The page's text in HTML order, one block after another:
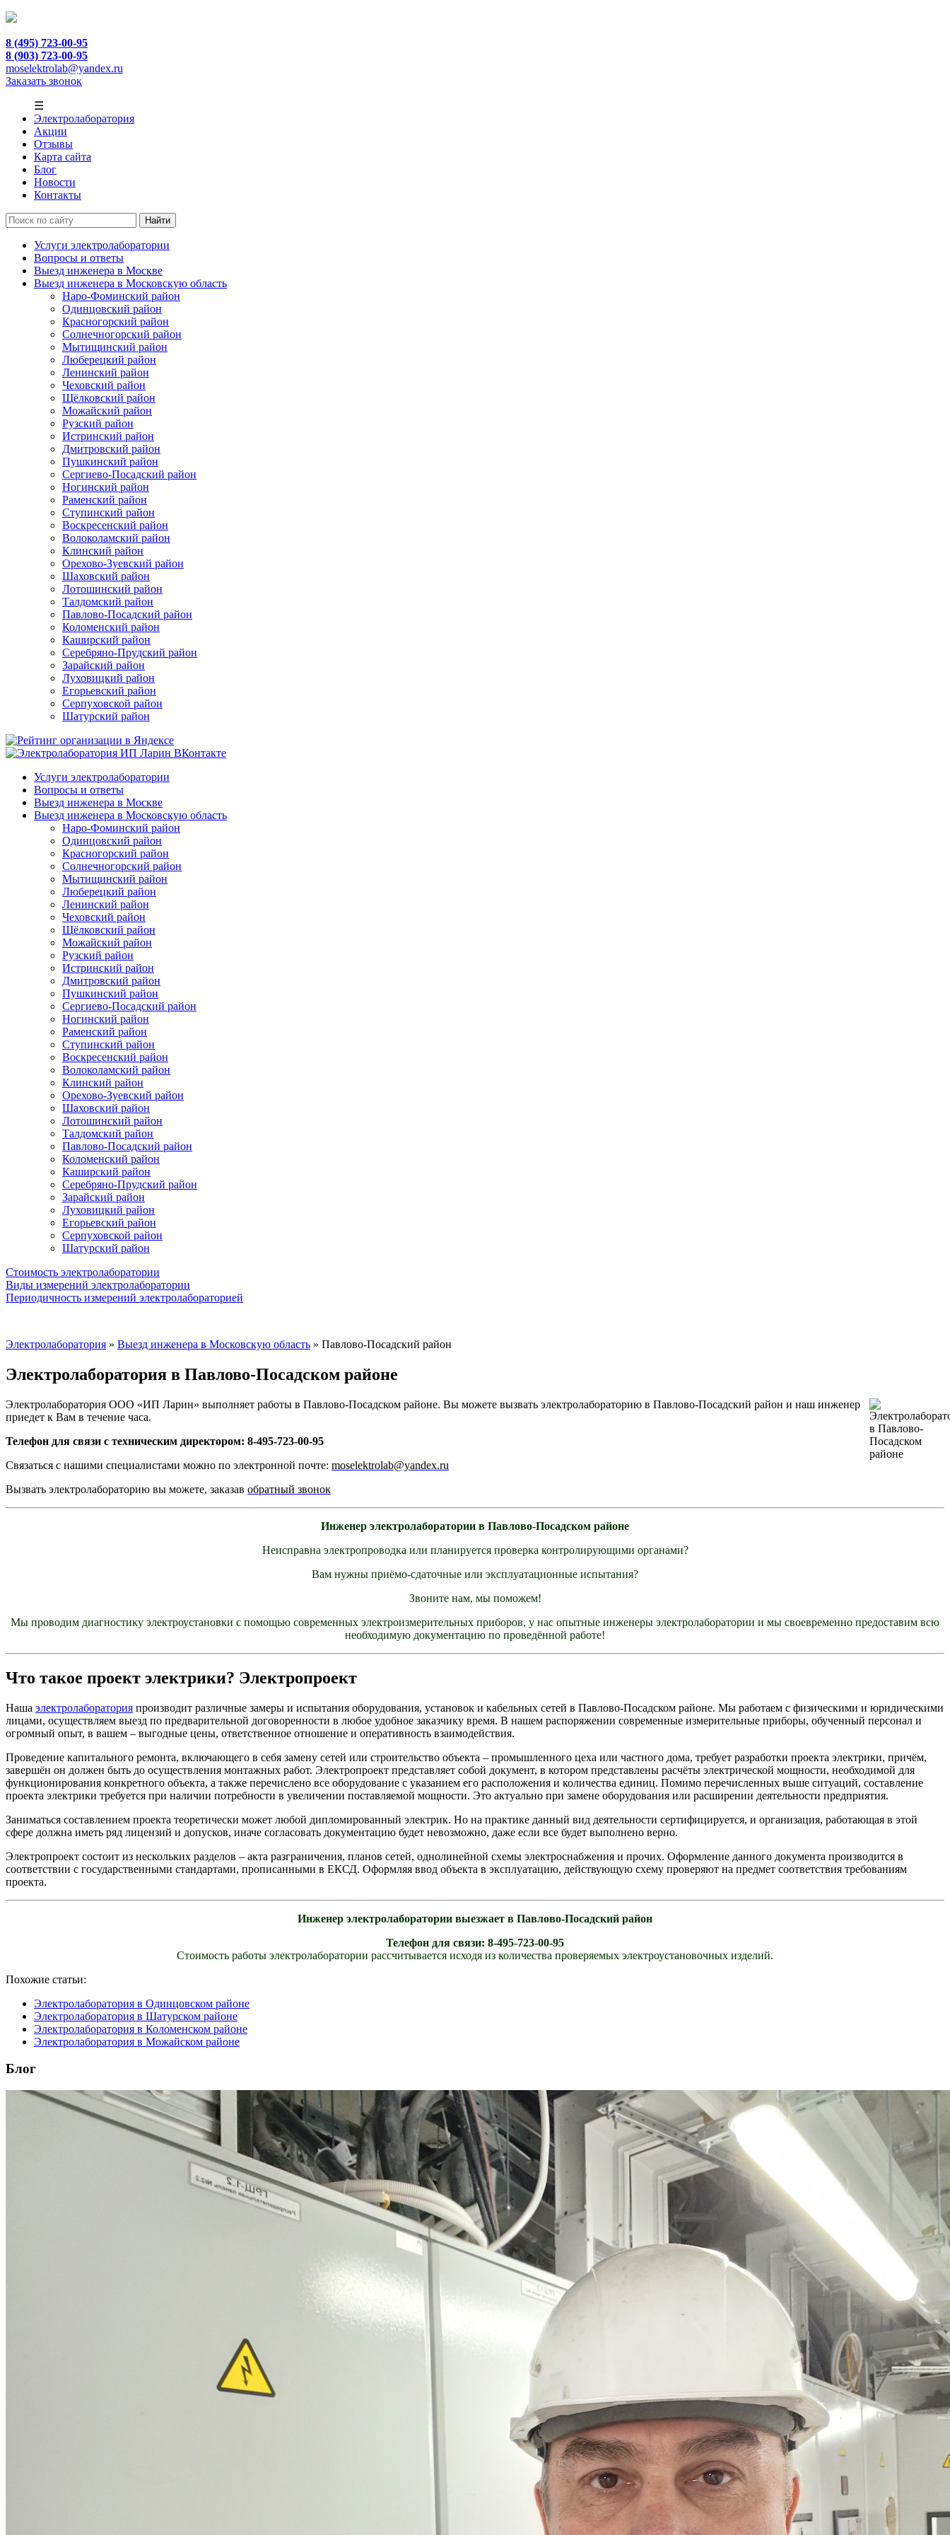
8 (495) 723-00-95
8 (903) 723-00-95
moselektrolab@yandex.ru
Заказать звонок
☰
Электролаборатория
Акции
Отзывы
Карта сайта
Блог
Новости
Контакты
Услуги электролаборатории
Вопросы и ответы
Выезд инженера в Москве
Выезд инженера в Московскую область
Наро-Фоминский район
Одинцовский район
Красногорский район
Солнечногорский район
Мытищинский район
Люберецкий район
Ленинский район
Чеховский район
Щёлковский район
Можайский район
Рузский район
Истринский район
Дмитровский район
Пушкинский район
Сергиево-Посадский район
Ногинский район
Раменский район
Ступинский район
Воскресенский район
Волоколамский район
Клинский район
Орехово-Зуевский район
Шаховский район
Лотошинский район
Талдомский район
Павлово-Посадский район
Коломенский район
Каширский район
Серебряно-Прудский район
Зарайский район
Луховицкий район
Егорьевский район
Серпуховской район
Шатурский район
Услуги электролаборатории
Вопросы и ответы
Выезд инженера в Москве
Выезд инженера в Московскую область
Наро-Фоминский район
Одинцовский район
Красногорский район
Солнечногорский район
Мытищинский район
Люберецкий район
Ленинский район
Чеховский район
Щёлковский район
Можайский район
Рузский район
Истринский район
Дмитровский район
Пушкинский район
Сергиево-Посадский район
Ногинский район
Раменский район
Ступинский район
Воскресенский район
Волоколамский район
Клинский район
Орехово-Зуевский район
Шаховский район
Лотошинский район
Талдомский район
Павлово-Посадский район
Коломенский район
Каширский район
Серебряно-Прудский район
Зарайский район
Луховицкий район
Егорьевский район
Серпуховской район
Шатурский район
Стоимость электролаборатории
Виды измерений электролаборатории
Периодичность измерений электролабораторией
Электролаборатория » Выезд инженера в Московскую область » Павлово-Посадский район
Электролаборатория в Павлово-Посадском районе
Электролаборатория ООО «ИП Ларин» выполняет работы в Павлово-Посадском районе. Вы можете вызвать электролабораторию в Павлово-Посадский район и наш инженер
приедет к Вам в течение часа.
Телефон для связи с техническим директором: 8-495-723-00-95
Связаться с нашими специалистами можно по электронной почте: moselektrolab@yandex.ru
Вызвать электролабораторию вы можете, заказав обратный звонок
Инженер электролаборатории в Павлово-Посадском районе
Неисправна электропроводка или планируется проверка контролирующими органами?
Вам нужны приёмо-сдаточные или эксплуатационные испытания?
Звоните нам, мы поможем!
Мы проводим диагностику электроустановки с помощью современных электроизмерительных приборов, у нас опытные инженеры электролаборатории и мы своевременно предоставим всю
необходимую документацию по проведённой работе!
Что такое проект электрики? Электропроект
Наша электролаборатория производит различные замеры и испытания оборудования, установок и кабельных сетей в Павлово-Посадском районе. Мы работаем с физическими и юридическими
лицами, осуществляем выезд по предварительной договоренности в любое удобное заказчику время. В нашем распоряжении современные измерительные приборы, обученный персонал и
огромный опыт, в вашем – выгодные цены, ответственное отношение и оперативность взаимодействия.
Проведение капитального ремонта, включающего в себя замену сетей или строительство объекта – промышленного цеха или частного дома, требует разработки проекта электрики, причём,
завершён он должен быть до осуществления монтажных работ. Электропроект представляет собой документ, в котором представлены расчёты электрической мощности, необходимой для
функционирования конкретного объекта, а также перечислено все оборудование с указанием его расположения и количества единиц. Помимо перечисленных выше ситуаций, составление
проекта электрики требуется при наличии потребности в увеличении поставляемой мощности. Это актуально при замене оборудования или расширении деятельности предприятия.
Заниматься составлением проекта теоретически может любой дипломированный электрик. Но на практике данный вид деятельности сертифицируется, и организация, работающая в этой
сфере должна иметь ряд лицензий и допусков, иначе согласовать документацию будет невозможно, даже если все будет выполнено верно.
Электропроект состоит из нескольких разделов – акта разграничения, планов сетей, однолинейной схемы электроснабжения и прочих. Оформление данного документа производится в
соответствии с государственными стандартами, прописанными в ЕКСД. Оформляя ввод объекта в эксплуатацию, действующую схему проверяют на предмет соответствия требованиям
проекта.
Инженер электролаборатории выезжает в Павлово-Посадский район
Телефон для связи: 8-495-723-00-95
Стоимость работы электролаборатории рассчитывается исходя из количества проверяемых электроустановочных изделий.
Похожие статьи:
Электролаборатория в Одинцовском районе
Электролаборатория в Шатурском районе
Электролаборатория в Коломенском районе
Электролаборатория в Можайском районе
Блог